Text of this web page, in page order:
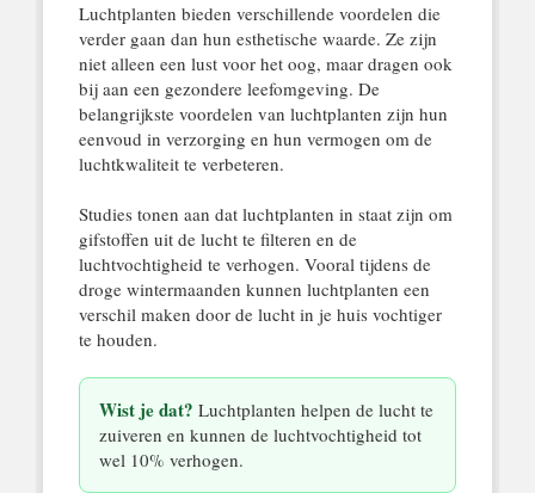
Luchtplanten bieden verschillende voordelen die
verder gaan dan hun esthetische waarde. Ze zijn
niet alleen een lust voor het oog, maar dragen ook
bij aan een gezondere leefomgeving. De
belangrijkste voordelen van luchtplanten zijn hun
eenvoud in verzorging en hun vermogen om de
luchtkwaliteit te verbeteren.
Studies tonen aan dat luchtplanten in staat zijn om
gifstoffen uit de lucht te filteren en de
luchtvochtigheid te verhogen. Vooral tijdens de
droge wintermaanden kunnen luchtplanten een
verschil maken door de lucht in je huis vochtiger
te houden.
Wist je dat? Luchtplanten helpen de lucht te
zuiveren en kunnen de luchtvochtigheid tot
wel 10% verhogen.